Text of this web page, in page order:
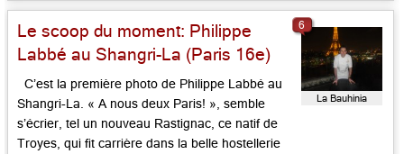
emprunte son nom à la fleur exotique ornant le
[…]...
Le scoop du moment: Philippe
Labbé au Shangri-La (Paris 16e)
C’est la première photo de Philippe Labbé au
Shangri-La. « A nous deux Paris! », semble
s’écrier, tel un nouveau Rastignac, ce natif de
Troyes, qui fit carrière dans la belle hostellerie
La Bauhinia
6